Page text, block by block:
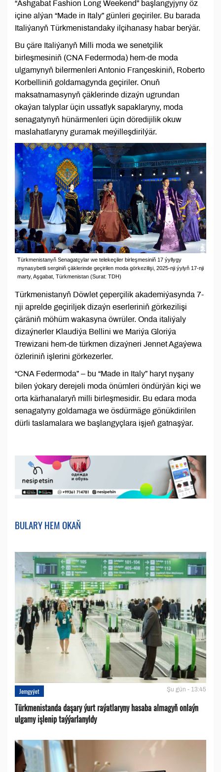
“Ashgabat Fashion Long Weekend” başlangyjyny öz
içine alýan “Made in Italy” günleri geçiriler. Bu barada
Italiýanyň Türkmenistandaky ilçihanasy habar berýär.
Bu çäre Italiýanyň Milli moda we senetçilik
birleşmesiniň (CNA Federmoda) hem-de moda
ulgamynyň bilermenleri Antonio Françeskiniň, Roberto
Korbelliniň goldamagynda geçiriler. Onuň
maksatnamasynyň çäklerinde dizaýn ugrundan
okaýan talyplar üçin ussatlyk sapaklaryny, moda
senagatynyň hünärmenleri üçin döredijilik okuw
maslahatlaryny guramak meýilleşdirilýär.
Türkmenistanyň Senagatçylar we telekeçiler birleşmesiniň 17 ýyllygy
mynasybetli serginiň çäklerinde geçirilen moda görkezilişi, 2025-nji ýylyň 17-nji
marty, Aşgabat, Türkmenistan (Surat: TDH)
Türkmenistanyň Döwlet çeperçilik akademiýasynda 7-
nji aprelde geçiriljek dizaýn eserleriniň görkezilişi
çäräniň möhüm wakasyna öwrüler. Onda italiýaly
dizaýnerler Klaudiýa Bellini we Mariýa Gloriýa
Trewizani hem-de türkmen dizaýneri Jennet Agaýewa
özleriniň işlerini görkezerler.
“CNA Federmoda” – bu “Made in Italy” haryt nyşany
bilen ýokary derejeli moda önümleri öndürýän kiçi we
orta kärhanalaryň milli birleşmesidir. Bu edara moda
senagatyny goldamaga we ösdürmäge gönükdirilen
dürli taslamalara we başlangyçlara işjeň gatnaşýar.
BULARY HEM OKAŇ
Jemgyýet Şu gün - 13:45
Türkmenistanda daşary ýurt raýatlaryny hasaba almagyň onlaýn
ulgamy işlenip taýýarlanyldy